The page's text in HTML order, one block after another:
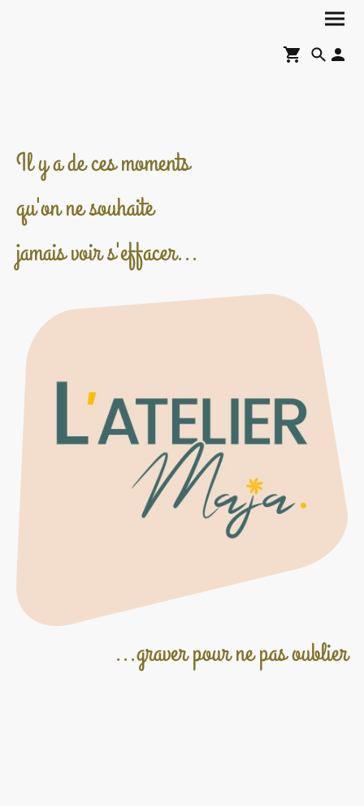
Il y a de ces moments
qu'on ne souhaite
jamais voir s'effacer...
...graver pour ne pas oublier